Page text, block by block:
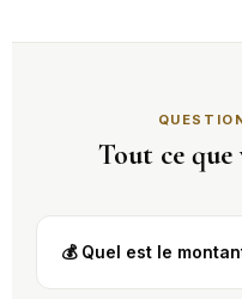
Besançon
Lun. 12 → Ven. 16 octobre
Dijon
Lun. 12 → Ven. 16
🗺️ AUVERGNE-RHÔNE-
Tout ce que
💰 Quel est le